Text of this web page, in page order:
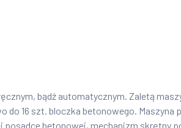
bądź automatycznym. Zaletą
do 16 szt. bloczka betonowego. Maszyna
posadce betonowej, mechanizm skrętny